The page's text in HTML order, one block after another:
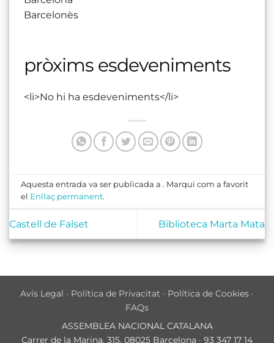
Barcelonès
pròxims esdeveniments
<li>No hi ha esdeveniments</li>
Aquesta entrada va ser publicada a . Marqui com a favorit
el Enllaç permanent.
Castell de Falset Biblioteca Marta Mata
Avís Legal · Política de Privacitat · Política de Cookies ·
FAQs
ASSEMBLEA NACIONAL CATALANA
Carrer de la Marina, 315, 08025 Barcelona · 93 347 17 14